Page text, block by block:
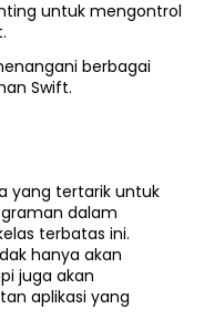
untuk mengontrol
berbagai
Swift.
yang tertarik untuk
dalam
terbatas ini.
hanya akan
juga akan
aplikasi yang